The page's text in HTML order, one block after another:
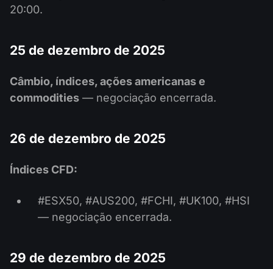
20:00.
25 de dezembro de 2025
Câmbio, índices, ações americanas e
commodities — negociação encerrada.
26 de dezembro de 2025
Índices CFD:
#ESX50, #AUS200, #FCHI, #UK100, #HSI
— negociação encerrada.
29 de dezembro de 2025